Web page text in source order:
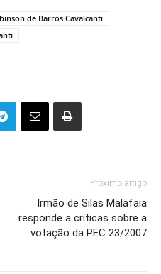
de Barros Cavalcanti
Próximo artigo
Irmão de Silas Malafaia
responde a críticas sobre a
votação da PEC 23/2007